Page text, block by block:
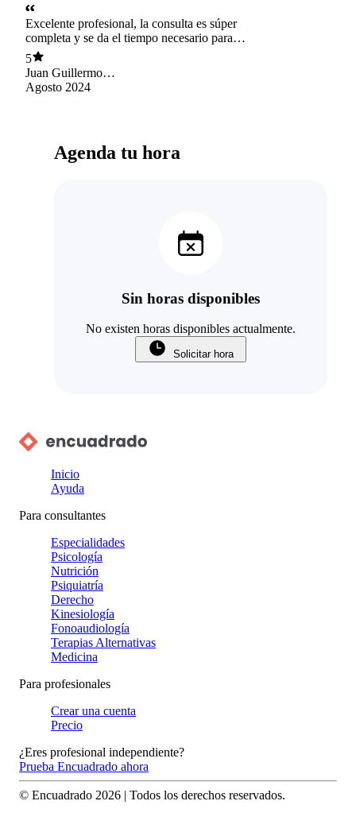
Excelente profesional, la consulta es súper
completa y se da el tiempo necesario para
explicarte cada duda y detalle de lo que está
realizando. Se adapta también a tu estilo de vida
para que seguir con la planificacion, no sea un
problema.
5
Juan Guillermo
Mayta Aguilar
Agosto 2024
Agenda tu hora
Sin horas disponibles
No existen horas disponibles actualmente.
Solicitar hora
Inicio
Ayuda
Para consultantes
Especialidades
Psicología
Nutrición
Psiquiatría
Derecho
Kinesiología
Fonoaudiología
Terapias Alternativas
Medicina
Para profesionales
Crear una cuenta
Precio
¿Eres profesional independiente?
Prueba Encuadrado ahora
© Encuadrado 2026 | Todos los derechos reservados.